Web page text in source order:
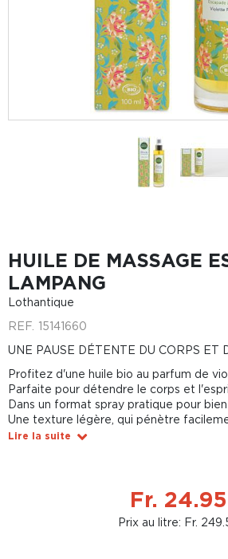
HUILE DE MASSAGE
LAMPANG
Lothantique
REF. 15141660
UNE PAUSE DÉTENTE DU CORPS ET
Profitez d'une huile bio au parfum de
Parfaite pour détendre le corps et
Dans un format spray pratique pour
Une texture légère, qui pénètre
Lire la suite
Fr. 24.95
Prix au litre: Fr.